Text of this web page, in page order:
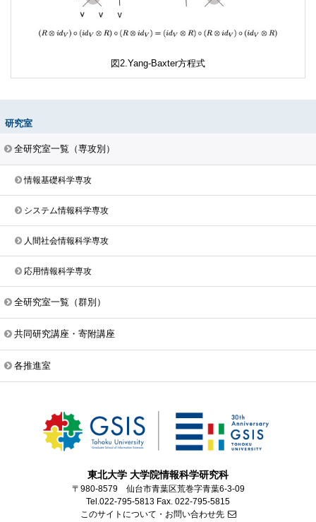
Yang-Baxter方程式
研究室
全研究室一覧（専攻別）
情報基礎科学専攻
システム情報科学専攻
人間社会情報科学専攻
応用情報科学専攻
全研究室一覧（群別）
共同研究講座・寄附講座
各推進室
東北大学 大学院情報科学研究科
〒980-8579 仙台市青葉区荒巻字青葉6-3-09
Tel.022-795-5813 Fax. 022-795-5815
このサイトについて・お問い合わせ先